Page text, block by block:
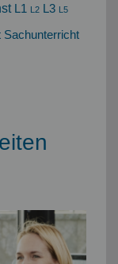
L1 L2 L3 L5
Sachunterricht